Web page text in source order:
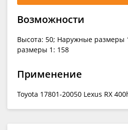
Возможности
Высота: 50; Наружные размеры
размеры 1: 158
Применение
Toyota 17801-20050 Lexus RX